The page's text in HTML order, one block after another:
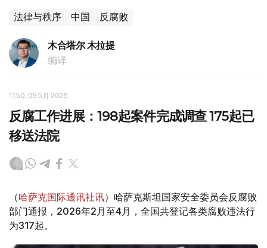
法律与秩序 中国 反腐败
木合塔尔 木拉提
编译
11:50, 05 5月 2026
反腐工作进展：198起案件完成调查 175起已
移送法院
（哈萨克国际通讯社讯）哈萨克斯坦国家安全委员会反腐败
部门通报，2026年2月至4月，全国共登记各类腐败违法行
为317起。